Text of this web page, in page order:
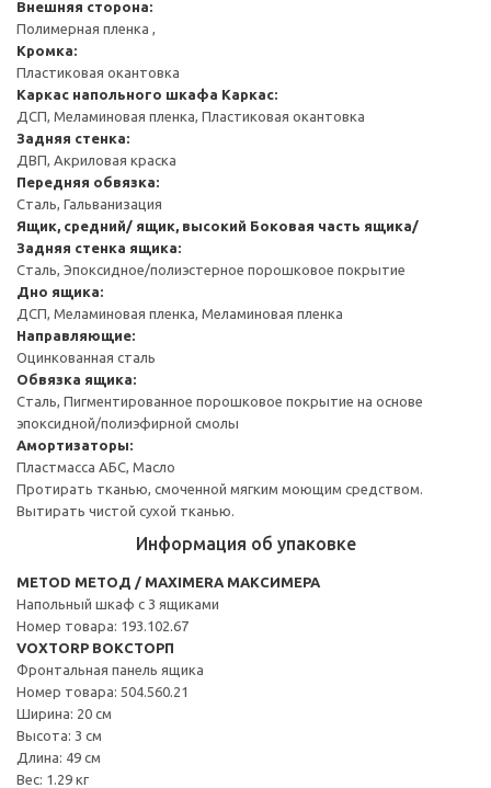
Внешняя сторона:
Полимерная пленка ,
Кромка:
Пластиковая окантовка
Каркас напольного шкафа Каркас:
ДСП, Меламиновая пленка, Пластиковая окантовка
Задняя стенка:
ДВП, Акриловая краска
Передняя обвязка:
Сталь, Гальванизация
Ящик, средний/ ящик, высокий Боковая часть ящика/
Задняя стенка ящика:
Сталь, Эпоксидное/полиэстерное порошковое покрытие
Дно ящика:
ДСП, Меламиновая пленка, Меламиновая пленка
Направляющие:
Оцинкованная сталь
Обвязка ящика:
Сталь, Пигментированное порошковое покрытие на основе
эпоксидной/полиэфирной смолы
Амортизаторы:
Пластмасса АБС, Масло
Протирать тканью, смоченной мягким моющим средством.
Вытирать чистой сухой тканью.
Информация об упаковке
METOD МЕТОД / MAXIMERA МАКСИМЕРА
Напольный шкаф с 3 ящиками
Номер товара: 193.102.67
VOXTORP ВОКСТОРП
Фронтальная панель ящика
Номер товара: 504.560.21
Ширина: 20 см
Высота: 3 см
Длина: 49 см
Вес: 1.29 кг